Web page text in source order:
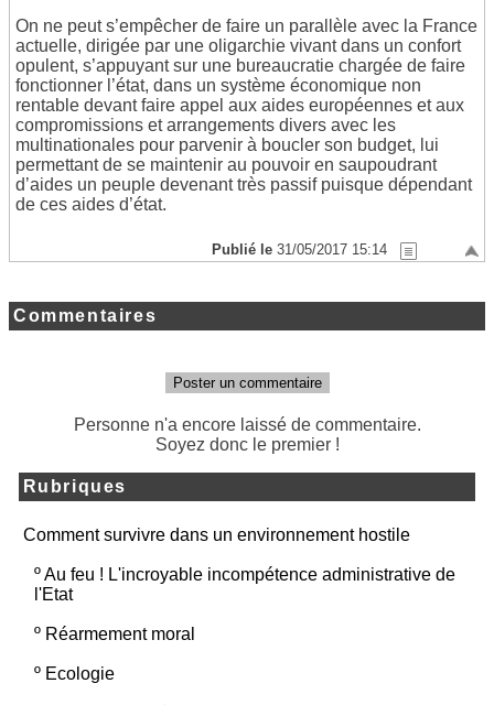
On ne peut s’empêcher de faire un parallèle avec la France
actuelle, dirigée par une oligarchie vivant dans un confort
opulent, s’appuyant sur une bureaucratie chargée de faire
fonctionner l’état, dans un système économique non
rentable devant faire appel aux aides européennes et aux
compromissions et arrangements divers avec les
multinationales pour parvenir à boucler son budget, lui
permettant de se maintenir au pouvoir en saupoudrant
d’aides un peuple devenant très passif puisque dépendant
de ces aides d’état.
Publié le 31/05/2017 15:14
Commentaires
Poster un commentaire
Personne n'a encore laissé de commentaire.
Soyez donc le premier !
Rubriques
Comment survivre dans un environnement hostile
ºAu feu ! L'incroyable incompétence administrative de
l'Etat
º Réarmement moral
º Ecologie